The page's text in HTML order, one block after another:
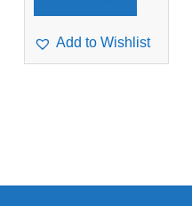
Add to Wishlist